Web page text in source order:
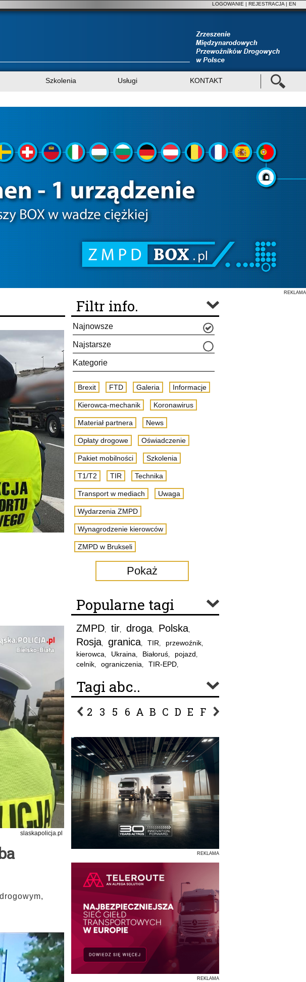
LOGOWANIE | REJESTRACJA | EN
Szkolenia Usługi KONTAKT
REKLAMA
slaskapolicja.pl
Filtr info.
Najnowsze
Najstarsze
Kategorie
Brexit FTD Galeria Informacje
Kierowca-mechanik Koronawirus
Materiał partnera News
Opłaty drogowe Oświadczenie
Pakiet mobilności Szkolenia
T1/T2 TIR Technika
Transport w mediach Uwaga
Wydarzenia ZMPD
Wynagrodzenie kierowców
ZMPD w Brukseli
Pokaż
Popularne tagi
ZMPD, tir, droga, Polska,
Rosja, granica, TIR, przewoźnik,
kierowca, Ukraina, Białoruś, pojazd,
celnik, ograniczenia, TIR-EPD,
Tagi abc..
2 3 5 6 A B C D E F G
REKLAMA
REKLAMA